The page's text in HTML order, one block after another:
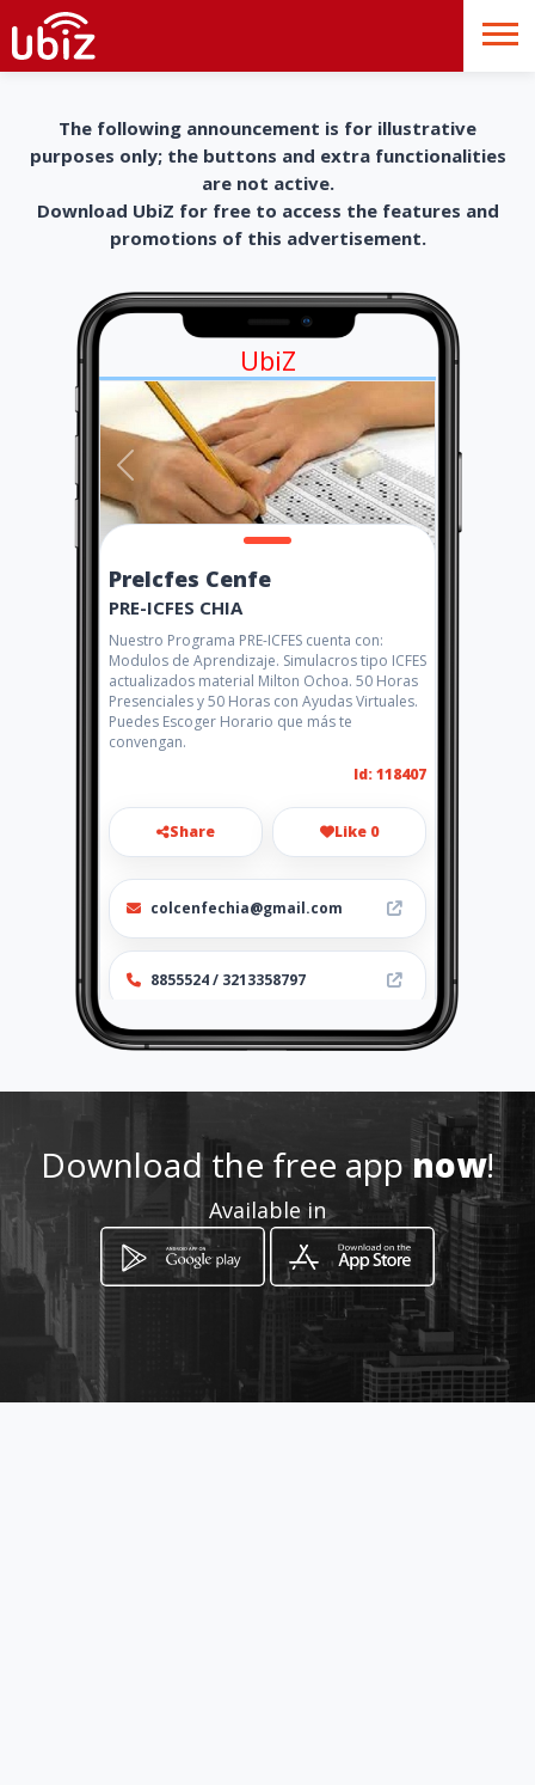
The following announcement is for illustrative
purposes only; the buttons and extra functionalities
are not active.
Download UbiZ for free to access the features and
promotions of this advertisement.
UbiZ
PreIcfes Cenfe
PRE-ICFES CHIA
Nuestro Programa PRE-ICFES cuenta con:
Modulos de Aprendizaje. Simulacros tipo ICFES
actualizados material Milton Ochoa. 50 Horas
Presenciales y 50 Horas con Ayudas Virtuales.
Puedes Escoger Horario que más te
convengan.
Id: 118407
Share Like 0
colcenfechia@gmail.com
8855524 / 3213358797
http://www.aiyellow.com/prei
-
How to get
Download the free appnow!
Available in